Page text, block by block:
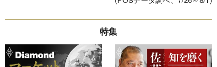
特集